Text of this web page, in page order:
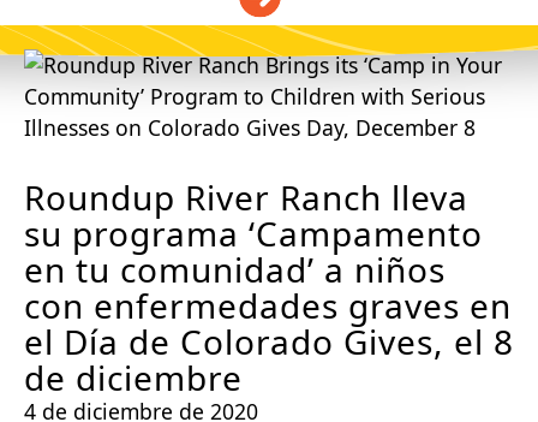
Roundup River Ranch lleva
su programa ‘Campamento
en tu comunidad’ a niños
con enfermedades graves en
el Día de Colorado Gives, el 8
de diciembre
4 de diciembre de 2020